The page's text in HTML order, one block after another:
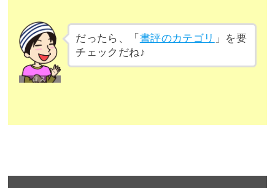
だったら、「 書評のカテゴリ 」を要
チェックだね♪